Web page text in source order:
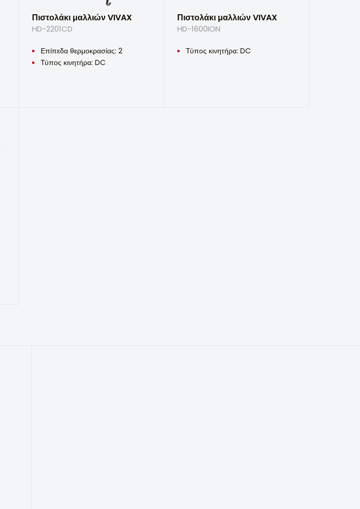
Πιστολάκι μαλλιών VIVAX
HD-2201CD
Επίπεδα θερμοκρασίας: 2
Τύπος κινητήρα: DC
Πιστολάκι μαλλιών VIVAX
HD-1600ION
Τύπος κινητήρα: DC